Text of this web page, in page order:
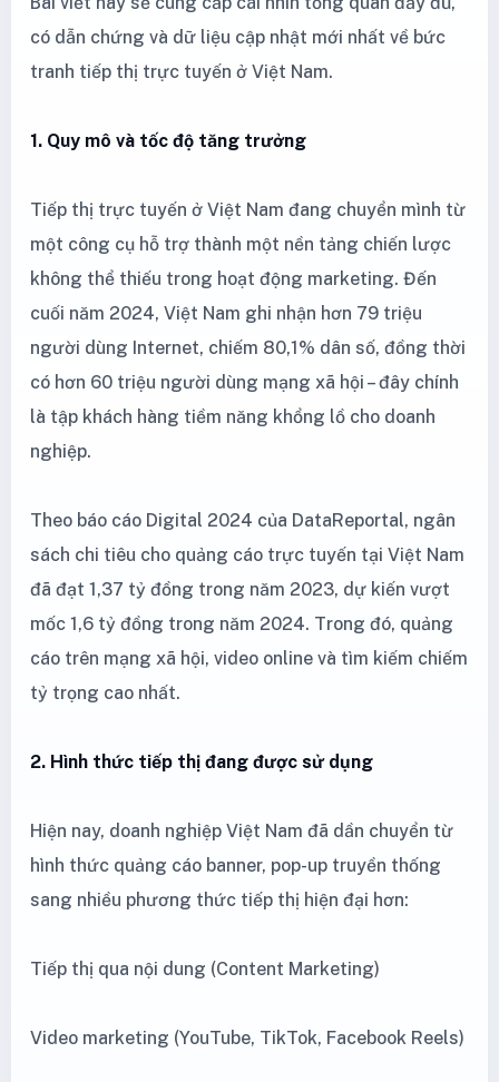
có dẫn chứng và dữ liệu cập nhật mới nhất về bức
tranh tiếp thị trực tuyến ở Việt Nam.
1. Quy mô và tốc độ tăng trưởng
Tiếp thị trực tuyến ở Việt Nam đang chuyển mình từ
một công cụ hỗ trợ thành một nền tảng chiến lược
không thể thiếu trong hoạt động marketing. Đến
cuối năm 2024, Việt Nam ghi nhận hơn 79 triệu
người dùng Internet, chiếm 80,1% dân số, đồng thời
có hơn 60 triệu người dùng mạng xã hội – đây chính
là tập khách hàng tiềm năng khổng lồ cho doanh
nghiệp.
Theo báo cáo Digital 2024 của DataReportal, ngân
sách chi tiêu cho quảng cáo trực tuyến tại Việt Nam
đã đạt 1,37 tỷ đồng trong năm 2023, dự kiến vượt
mốc 1,6 tỷ đồng trong năm 2024. Trong đó, quảng
cáo trên mạng xã hội, video online và tìm kiếm chiếm
tỷ trọng cao nhất.
2. Hình thức tiếp thị đang được sử dụng
Hiện nay, doanh nghiệp Việt Nam đã dần chuyển từ
hình thức quảng cáo banner, pop-up truyền thống
sang nhiều phương thức tiếp thị hiện đại hơn:
Tiếp thị qua nội dung (Content Marketing)
Video marketing (YouTube, TikTok, Facebook Reels)